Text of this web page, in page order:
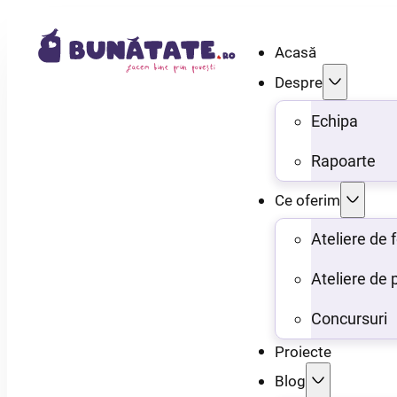
Acasă
Despre
Echipa
Rapoarte
Ce oferim
Ateliere de
Ateliere de
Concursuri
Proiecte
Blog